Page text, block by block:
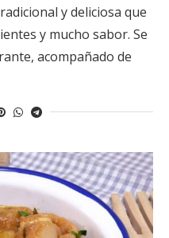
y deliciosa que
y mucho sabor. Se
acompañado de